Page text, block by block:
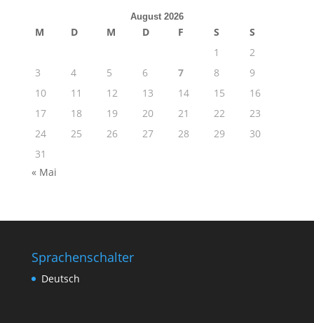
August 2026
M D M D F S
S
1
2
3
4 5 6 7 8
9
10
11 12 13 14 15
16
17
18 19 20 21 22
23
24
25 26 27 28 29
30
31
« Mai
Sprachenschalter
Deutsch